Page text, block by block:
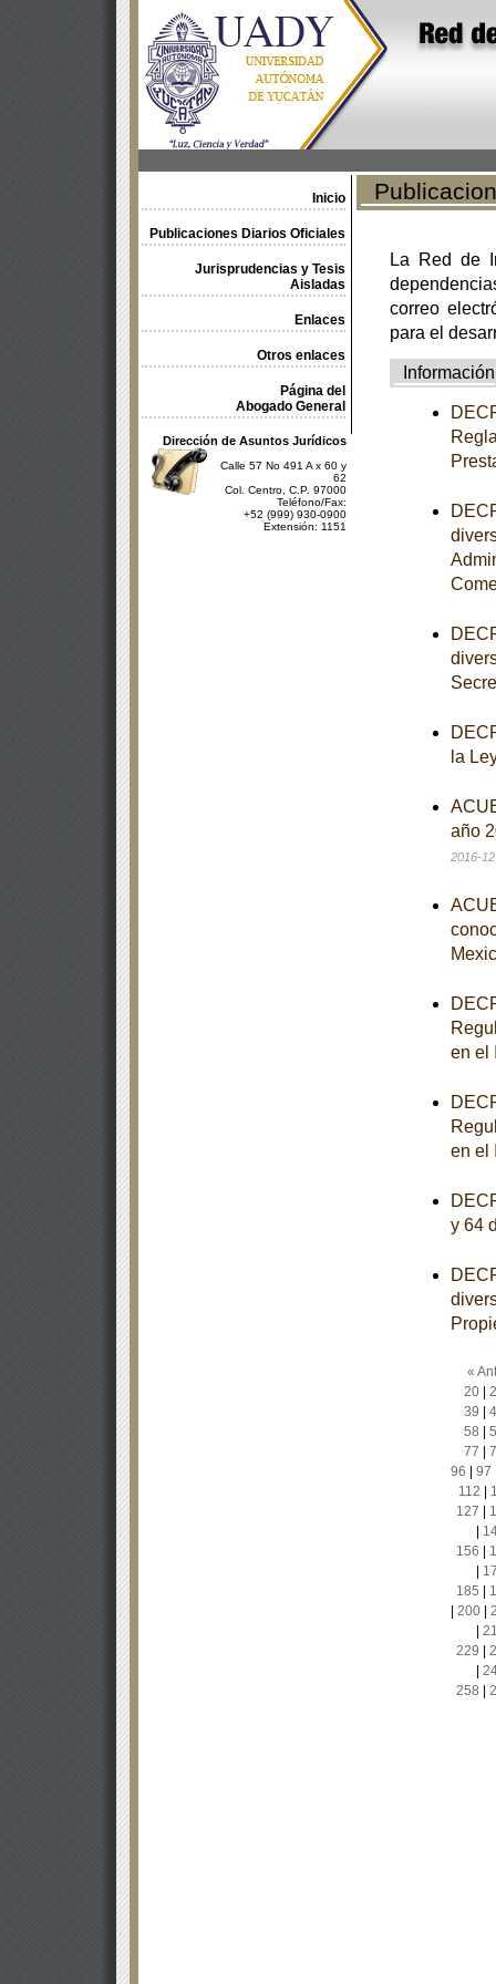
Inicio
Publicaciones Diarios Oficiales
Jurisprudencias y Tesis
Aisladas
Enlaces
Otros enlaces
Página del
Abogado General
Dirección de Asuntos Jurídicos
Calle 57 No 491 A x 60 y
62
Col. Centro, C.P. 97000
Teléfono/Fax:
+52 (999) 930-0900
Extensión: 1151
La Red de
correo
para el
Información
la
año
2016-
en el
en el
y 64
«
20|
39
58
77
96
97
112
127
156
185
200|
229
258